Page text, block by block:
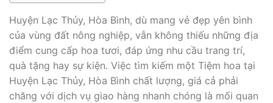
Huyện Lạc Thủy, Hòa Bình, dù mang vẻ đẹp yên bình
của vùng đất nông nghiệp, vẫn không thiếu những địa
điểm cung cấp hoa tươi, đáp ứng nhu cầu trang trí,
quà tặng hay sự kiện. Việc tìm kiếm một Tiệm hoa tại
Huyện Lạc Thủy, Hòa Bình chất lượng, giá cả phải
chăng với dịch vụ giao hàng nhanh chóng là mối quan